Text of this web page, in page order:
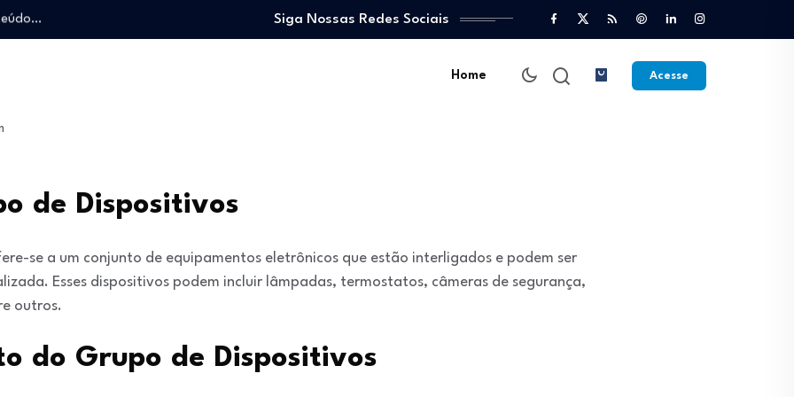
trabalhando…
e viver…
Siga Nossas Redes Sociais
Home Acesse
de Dispositivos
se a um conjunto de equipamentos eletrônicos que estão interligados e podem ser
Esses dispositivos podem incluir lâmpadas, termostatos, câmeras de segurança,
outros.
do Grupo de Dispositivos